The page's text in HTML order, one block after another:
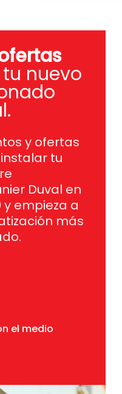
nuevo
y ofertas
tu
Duval en
y empieza a
más
el medio